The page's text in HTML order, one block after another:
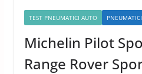
TEST PNEUMATICI AUTO
Michelin Pilot
Range Rover